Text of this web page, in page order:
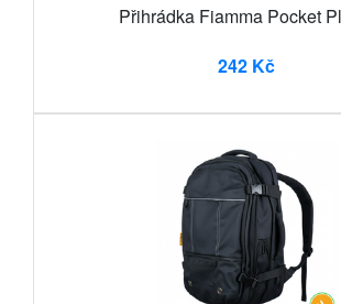
Přihrádka Fiamma Pocket
242 Kč